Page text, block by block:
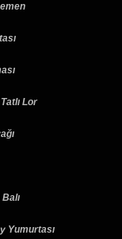
Lor
Yumurtası